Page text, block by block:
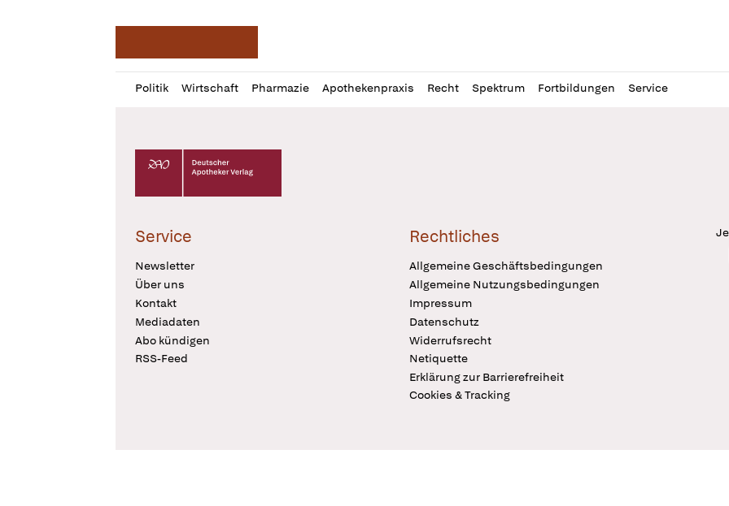
Politik Wirtschaft Pharmazie Apothekenpraxis Recht Spektrum Fortbildungen Service
Profil
öffnen
Daz
Pur
Deutscher Apotheker Verlag Logo
Service
Newsletter
Über uns
Kontakt
Mediadaten
Abo kündigen
RSS-Feed
Rechtliches
Allgemeine Geschäftsbedingungen
Allgemeine Nutzungsbedingungen
Impressum
Datenschutz
Widerrufsrecht
Netiquette
Erklärung zur Barrierefreiheit
Cookies & Tracking